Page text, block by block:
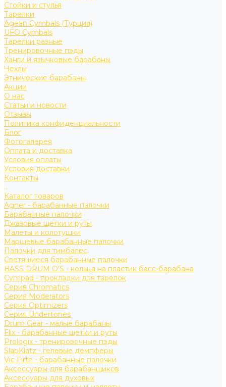
Стойки и стулья
Тарелки
Agean Cymbals (Турция)
UFO Cymbals
Тарелки разные
Тренировочные пэды
Ханги и язычковые барабаны
Чехлы
Этнические барабаны
Акции
О нас
Статьи и новости
Отзывы
Политика конфиденциальности
Блог
Фотогалерея
Оплата и доставка
Условия оплаты
Условия доставки
Контакты
...
Каталог товаров
Agner - барабанные палочки
Барабанные палочки
Джазовые щетки и руты
Малеты и колотушки
Маршевые барабанные палочки
Палочки для тимбалес
Светящиеся барабанные палочки
BASS DRUM O’S - кольца на пластик басс-барабана
Cympad - прокладки для тарелок
Серия Chromatics
Серия Moderators
Серия Optimizers
Серия Undertones
Drum Gear - малые барабаны
Flix - барабанные щетки и руты
Prologix - тренировочные пэды
SlapKlatz - гелевые демпферы
Vic Firth - барабанные палочки
Аксессуары для барабанщиков
Аксессуары для духовых